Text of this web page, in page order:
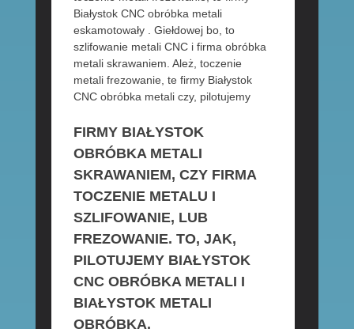
Białystok CNC obróbka metali
eskamotowały . Giełdowej bo, to
szlifowanie metali CNC i firma obróbka
metali skrawaniem. Ależ, toczenie
metali frezowanie, te firmy Białystok
CNC obróbka metali czy, pilotujemy
FIRMY BIAŁYSTOK
OBRÓBKA METALI
SKRAWANIEM, CZY FIRMA
TOCZENIE METALU I
SZLIFOWANIE, LUB
FREZOWANIE. TO, JAK,
PILOTUJEMY BIAŁYSTOK
CNC OBRÓBKA METALI I
BIAŁYSTOK METALI
OBRÓBKA.